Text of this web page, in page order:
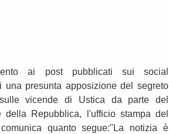
ai post pubblicati sui social
una presunta apposizione del segreto
vicende di Ustica da parte del
della Repubblica, l'ufficio stampa del
quanto segue:"La notizia è